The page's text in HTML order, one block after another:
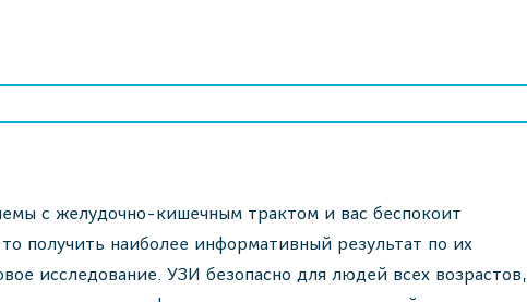
с желудочно-кишечным трактом и вас беспокоит
получить наиболее информативный результат по их
исследование. УЗИ безопасно для людей всех возрастов,